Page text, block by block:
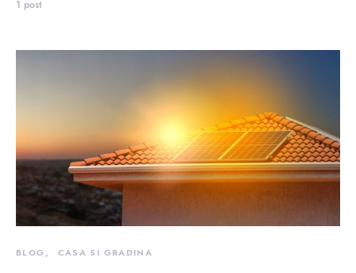
1 post
BLOG CASA SI GRADINA